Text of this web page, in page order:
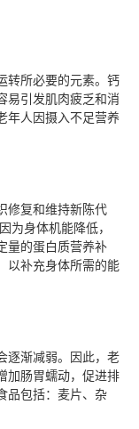
转所必要的元素。钙
易引发肌肉疲乏和消
年人因摄入不足营养
修复和维持新陈代
为身体机能降低，
量的蛋白质营养补
以补充身体所需的能
逐渐减弱。因此，老
加肠胃蠕动，促进排
品包括：麦片、杂